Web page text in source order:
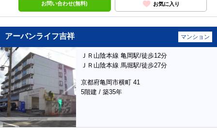
お問い合わせ(無料) お気に入り
アーバンライフ吉祥 マンション
ＪＲ山陰本線 亀岡駅/徒歩12分
ＪＲ山陰本線 馬堀駅/徒歩27分
京都府亀岡市横町 41
5階建 / 築35年